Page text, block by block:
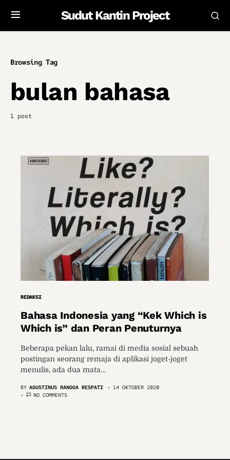
Sudut Kantin Project
Browsing Tag
bulan bahasa
1 post
REDAKSI
Bahasa Indonesia yang “Kek Which is
Which is” dan Peran Penuturnya
Beberapa pekan lalu, ramai di media sosial sebuah
postingan seorang remaja di aplikasi joget-joget
menulis, ada dua mata…
BY AGUSTINUS RANGGA RESPATI
14 OKTOBER 2020
NO COMMENTS